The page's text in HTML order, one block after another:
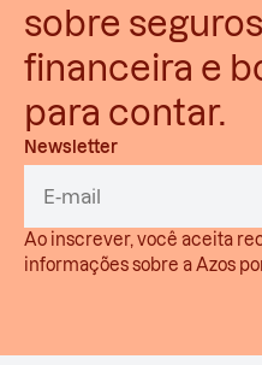
sobre
financeira e
para contar.
Newsletter
Ao inscrever, você aceita
informações sobre a Azos